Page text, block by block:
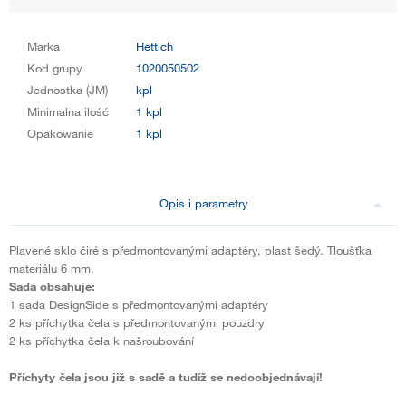
Marka
Hettich
Kod grupy
1020050502
Jednostka (JM)
kpl
Minimalna ilość
1 kpl
Opakowanie
1 kpl
Opis i parametry
Plavené sklo čiré s předmontovanými adaptéry, plast šedý. Tloušťka
materiálu 6 mm.
Sada obsahuje:
1 sada DesignSide s předmontovanými adaptéry
2 ks příchytka čela s předmontovanými pouzdry
2 ks příchytka čela k našroubování
Příchyty čela jsou již s sadě a tudíž se nedoobjednávají!